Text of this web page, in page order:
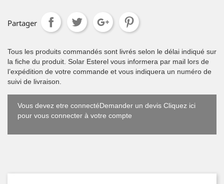
Partager
Tous les produits commandés sont livrés selon le délai indiqué sur
la fiche du produit. Solar Esterel vous informera par mail lors de
l’expédition de votre commande et vous indiquera un numéro de
suivi de livraison.
Vous devez etre connectéDemander un devis Cliquez ici
pour vous connecter à votre compte